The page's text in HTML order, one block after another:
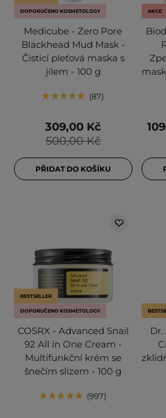
DOPORUČENO KOSMETOLOGY
Medicube - Zero Pore
Blackhead Mud Mask -
Čisticí pleťová maska s
jílem - 100 g
87
500,00 Kč
309,00 Kč
PŘIDAT DO KOŠÍKU
AKCE
BESTSELLER
DOPORUČENO KOSMETOLOGY
COSRX - Advanced Snail
92 All in One Cream -
Multifunkční krém se
šnečím slizem - 100 g
997
Dr.